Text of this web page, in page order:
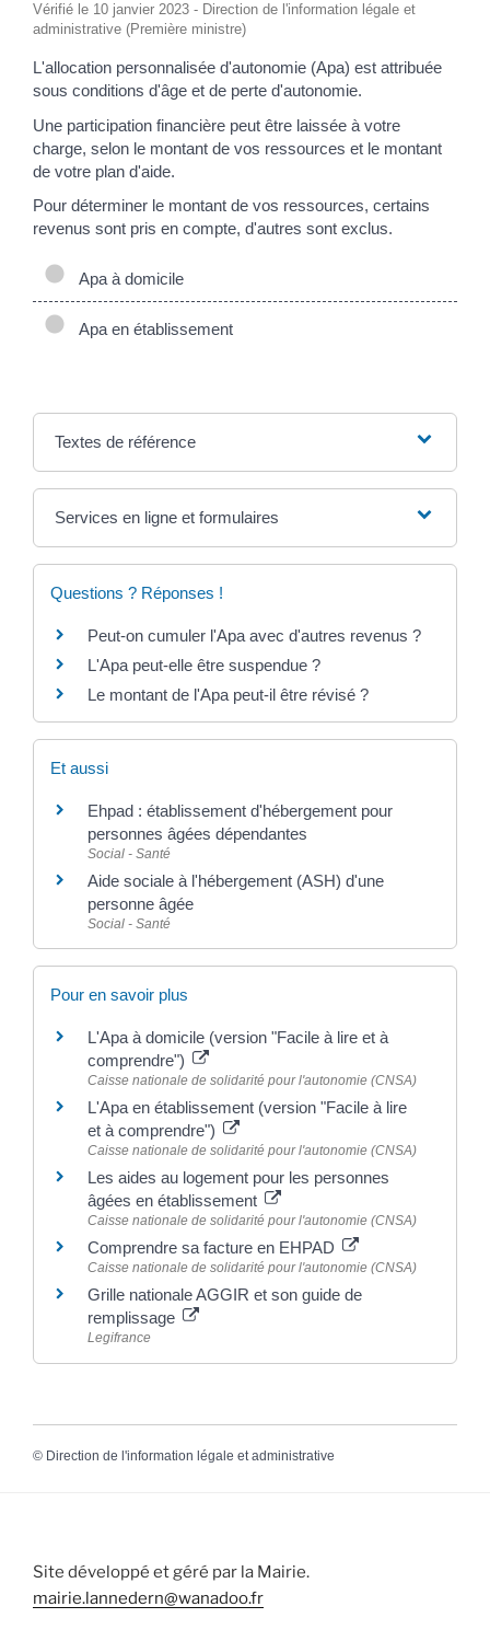
Vérifié le 10 janvier 2023 - Direction de l'information légale et
administrative (Première ministre)
L'allocation personnalisée d'autonomie (Apa) est attribuée
sous conditions d'âge et de perte d'autonomie.
Une participation financière peut être laissée à votre
charge, selon le montant de vos ressources et le montant
de votre plan d'aide.
Pour déterminer le montant de vos ressources, certains
revenus sont pris en compte, d'autres sont exclus.
Apa à domicile
Apa en établissement
Textes de référence
Services en ligne et formulaires
Questions ? Réponses !
Peut-on cumuler l'Apa avec d'autres revenus ?
L'Apa peut-elle être suspendue ?
Le montant de l'Apa peut-il être révisé ?
Et aussi
Ehpad : établissement d'hébergement pour
personnes âgées dépendantes
Social - Santé
Aide sociale à l'hébergement (ASH) d'une
personne âgée
Social - Santé
Pour en savoir plus
L'Apa à domicile (version "Facile à lire et à
comprendre")
Caisse nationale de solidarité pour l'autonomie (CNSA)
L'Apa en établissement (version "Facile à lire
et à comprendre")
Caisse nationale de solidarité pour l'autonomie (CNSA)
Les aides au logement pour les personnes
âgées en établissement
Caisse nationale de solidarité pour l'autonomie (CNSA)
Comprendre sa facture en EHPAD
Caisse nationale de solidarité pour l'autonomie (CNSA)
Grille nationale AGGIR et son guide de
remplissage
Legifrance
© Direction de l'information légale et administrative
Site développé et géré par la Mairie.
mairie.lannedern@wanadoo.fr